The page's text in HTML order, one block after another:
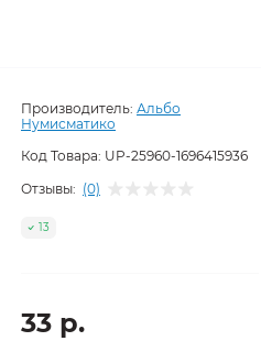
Производитель: Альбо
Нумисматико
Код Товара: UP-25960-1696415936
Отзывы: (0)
13
33 р.